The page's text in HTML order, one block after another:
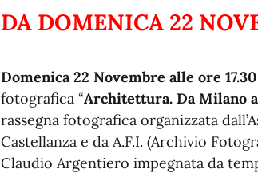
DA DOMENICA 22
Domenica 22 Novembre alle ore 17.30
fotografica “Architettura. Da Milano
rassegna fotografica organizzata
Castellanza e da A.F.I. (Archivio
Claudio Argentiero impegnata da